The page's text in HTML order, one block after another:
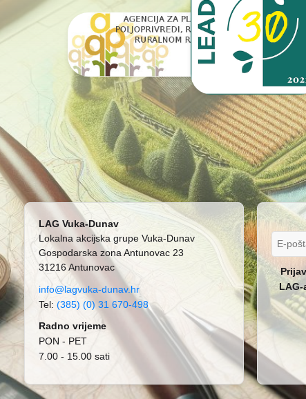
LAG Vuka-Dunav
Lokalna akcijska grupe Vuka-Dunav
Gospodarska zona Antunovac 23
31216 Antunovac
info@lagvuka-dunav.hr
Tel: (385) (0) 31 670-498
Radno vrijeme
PON - PET
7.00 - 15.00 sati
LAG-